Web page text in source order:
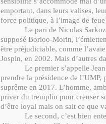
emportant, dans leurs valises,
force politique, à l’image de feue
Le pari de Nicolas
supposé Borloo-Morin,
être préjudiciable, comme
Jospin, en 2002. Mais d’autres
Le premier s’appelle
prendre la présidence de l’UMP,
suprême en 2017. L’homme,
priver du tremplin pour creuser
d’être loyal mais on sait ce que
Le second, c’est bien